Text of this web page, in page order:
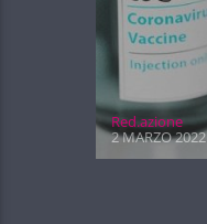
Red.azione
2 MARZO 2022